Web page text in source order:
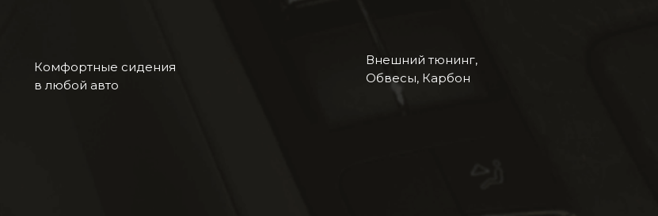
Внешний тюнинг,
Обвесы, Карбон
Комфортные сидения
в любой авто